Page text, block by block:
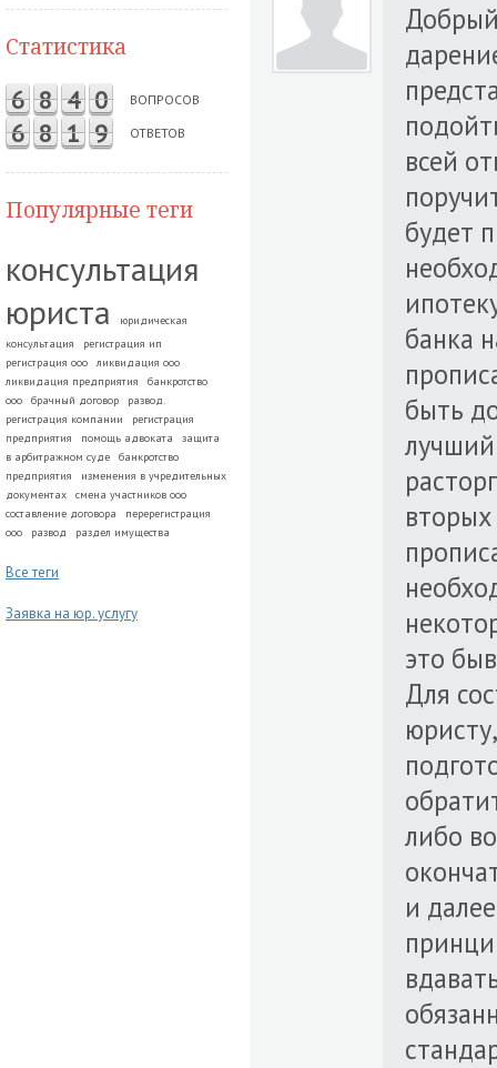
Статистика
6 8 4 0 ВОПРОСОВ
6 8 1 9 ОТВЕТОВ
Популярные теги
консультация
юриста
юридическая
консультация
регистрация ип
регистрация ооо
ликвидация ооо
ликвидация предприятия
банкротство
ооо
брачный договор
развод.
регистрация компании
регистрация
предприятия
помощь адвоката
защита
в арбитражном суде
банкротство
предприятия
изменения в учредительных
документах
смена участников ооо
составление договора
перерегистрация
ооо
развод раздел имущества
Все теги
Заявка на юр. услугу
всей
будет
банка
быть
лучший
это
Для
либо
и